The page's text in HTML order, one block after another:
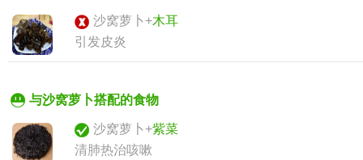
沙窝萝卜+木耳
引发皮炎
与沙窝萝卜搭配的食物
沙窝萝卜+紫菜
清肺热治咳嗽